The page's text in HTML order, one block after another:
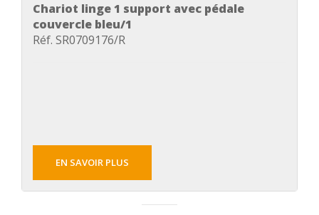
Chariot linge 1 support avec pédale
couvercle bleu/1
Réf. SR0709176/R
EN SAVOIR PLUS